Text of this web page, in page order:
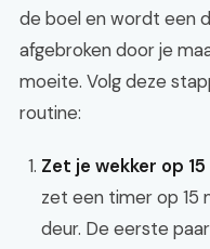
de boel en wordt een
afgebroken door je
moeite. Volg deze
routine:
Zet je wekker op
zet een timer op 15
deur. De eerste